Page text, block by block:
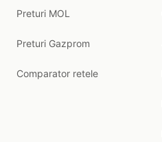
Preturi MOL
Preturi Gazprom
Comparator retele